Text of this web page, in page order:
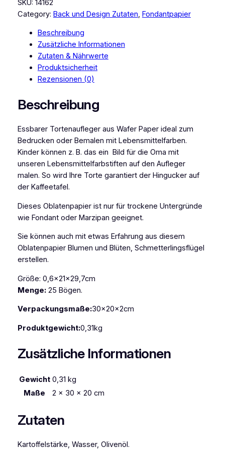
a
k
s
a
f
e
r
P
a
e
r
A
D
-
0
,
6
m
4
0
0
2
SKU: 14162
Category: Back und Design Zutaten, Fondantpapier
Beschreibung
Zusätzliche Informationen
Zutaten & Nährwerte
Produktsicherheit
Rezensionen (0)
Beschreibung
Essbarer Tortenaufleger aus Wafer Paper ideal zum
Bedrucken oder Bemalen mit Lebensmittelfarben.
Kinder können z. B. das ein Bild für die Oma mit
unseren Lebensmittelfarbstiften auf den Aufleger
malen. So wird Ihre Torte garantiert der Hingucker auf
der Kaffeetafel.
Dieses Oblatenpapier ist nur für trockene Untergründe
wie Fondant oder Marzipan geeignet.
Sie können auch mit etwas Erfahrung aus diesem
Oblatenpapier Blumen und Blüten, Schmetterlingsflügel
erstellen.
Größe: 0,6x21x29,7cm
Menge:25 Bögen.
Verpackungsmaße:30x20x2cm
Produktgewicht:0,31kg
Zusätzliche Informationen
Gewicht 0,31 kg
Maße
2 × 30 × 20 cm
Zutaten
Kartoffelstärke, Wasser, Olivenöl.